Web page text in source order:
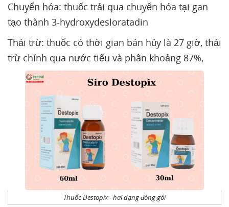
Chuyển hóa: thuốc trải qua chuyển hóa tại gan
tạo thành 3-hydroxydesloratadin
Thải trừ: thuốc có thời gian bán hủy là 27 giờ, thải
trừ chính qua nước tiểu và phân khoảng 87%,
Thuốc Destopix - hai dạng đóng gói